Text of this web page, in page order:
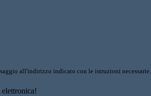
all'indirizzo indicato con le istruzioni necessarie.